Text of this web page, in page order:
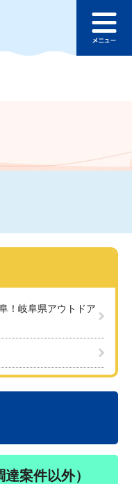
へ
ュ
！岐阜県アウトドア
案件以外）